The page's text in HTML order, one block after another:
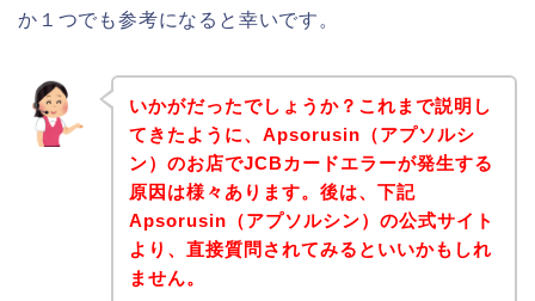
か１つでも参考になると幸いです。
いかがだったでしょうか？これまで説明し
てきたように、Apsorusin（アプソルシ
ン）のお店でJCBカードエラーが発生する
原因は様々あります。後は、下記
Apsorusin（アプソルシン）の公式サイト
より、直接質問されてみるといいかもしれ
ません。